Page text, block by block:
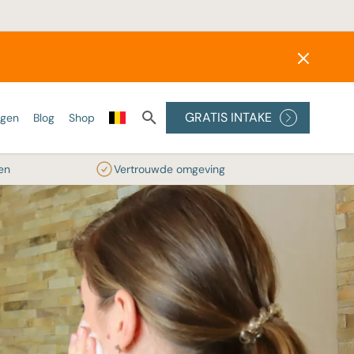
ONZE LASERS
Alexandrite laser
Diode laser
IPL
SKINBOOSTERS
Wat zijn skinboosters?
Profhilo
Radiesse®
RRS® HA Eyes
PEELINGS
Medische peelings
Glycolzuur peeling
Blog Shop GRATIS INTAKE
Vertrouwde omgeving